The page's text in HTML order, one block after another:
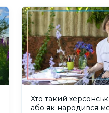
Хто такий
або як народився